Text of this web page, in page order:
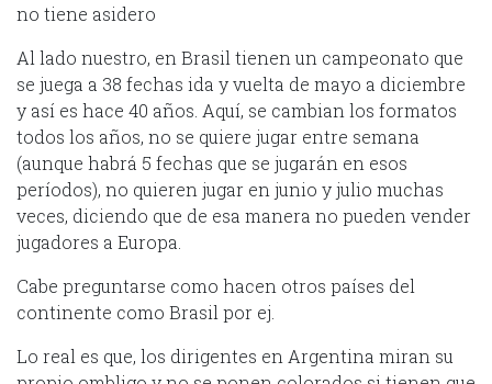
no tiene asidero
Al lado nuestro, en Brasil tienen un campeonato que
se juega a 38 fechas ida y vuelta de mayo a diciembre
y así es hace 40 años. Aquí, se cambian los formatos
todos los años, no se quiere jugar entre semana
(aunque habrá 5 fechas que se jugarán en esos
períodos), no quieren jugar en junio y julio muchas
veces, diciendo que de esa manera no pueden vender
jugadores a Europa.
Cabe preguntarse como hacen otros países del
continente como Brasil por ej.
Lo real es que, los dirigentes en Argentina miran su